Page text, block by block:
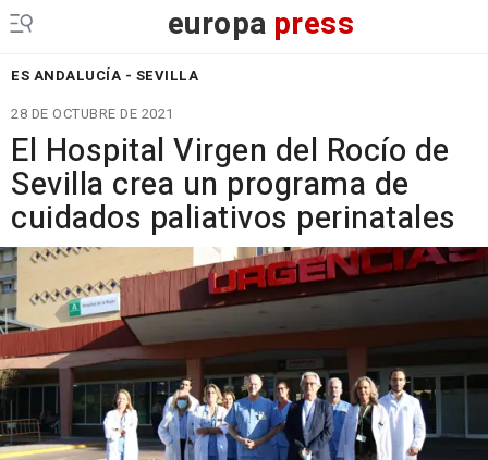
europa press
ES ANDALUCÍA - SEVILLA
28 DE OCTUBRE DE 2021
El Hospital Virgen del Rocío de
Sevilla crea un programa de
cuidados paliativos perinatales